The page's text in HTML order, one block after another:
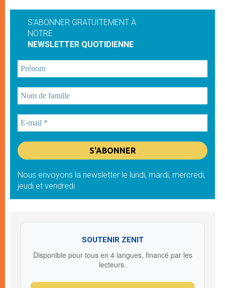
S'ABONNER GRATUITEMENT À
NOTRE
NEWSLETTER QUOTIDIENNE
Nous envoyons la newsletter le lundi, mardi, mercredi,
jeudi et vendredi
SOUTENIR ZENIT
Disponible pour tous en 4 langues, financé par les
lecteurs.